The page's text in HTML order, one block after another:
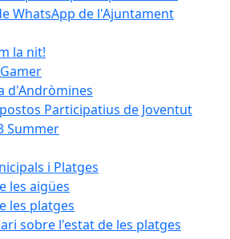
WhatsApp de l'Ajuntament
la nit!
d'Andròmines
Participatius de Joventut
Summer
i Platges
les aigües
les platges
sobre l'estat de les platges